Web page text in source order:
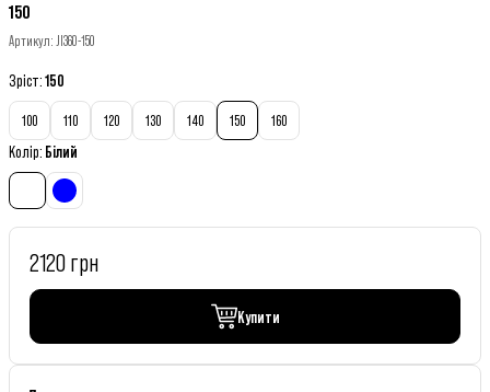
150
Артикул: JI360-150
Зріст:150
100 110 120 130 140 150 160
Колір: Білий
2120 грн
Купити